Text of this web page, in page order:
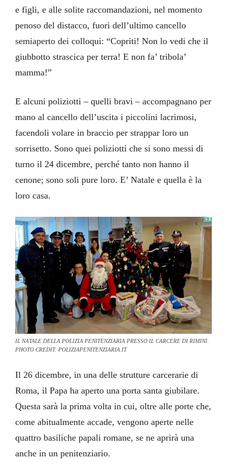
e figli, e alle solite raccomandazioni, nel momento
penoso del distacco, fuori dell’ultimo cancello
semiaperto dei colloqui: “Copriti! Non lo vedi che il
giubbotto strascica per terra! E non fa’ tribola’
mamma!”
E alcuni poliziotti – quelli bravi – accompagnano per
mano al cancello dell’uscita i piccolini lacrimosi,
facendoli volare in braccio per strappar loro un
sorrisetto. Sono quei poliziotti che si sono messi di
turno il 24 dicembre, perché tanto non hanno il
cenone; sono soli pure loro. E’ Natale e quella è la
loro casa.
IL NATALE DELLA POLIZIA PENITENZIARIA PRESSO IL CARCERE DI RIMINI.
PHOTO CREDIT: POLIZIAPENITENZIARIA.IT
Il 26 dicembre, in una delle strutture carcerarie di
Roma, il Papa ha aperto una porta santa giubilare.
Questa sarà la prima volta in cui, oltre alle porte che,
come abitualmente accade, vengono aperte nelle
quattro basiliche papali romane, se ne aprirà una
anche in un penitenziario.